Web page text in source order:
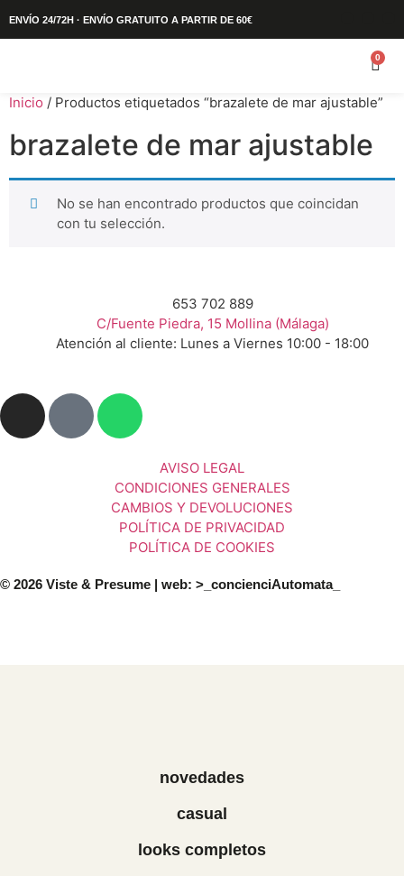
ENVÍO 24/72H · ENVÍO GRATUITO A PARTIR DE 60€
0
Inicio / Productos etiquetados “brazalete de mar ajustable”
brazalete de mar ajustable
No se han encontrado productos que coincidan
con tu selección.
653 702 889
C/Fuente Piedra, 15 Mollina (Málaga)
Atención al cliente: Lunes a Viernes 10:00 - 18:00
AVISO LEGAL
CONDICIONES GENERALES
CAMBIOS Y DEVOLUCIONES
POLÍTICA DE PRIVACIDAD
POLÍTICA DE COOKIES
© 2026 Viste & Presume | web: >_concienciAutomata_
novedades
casual
looks completos